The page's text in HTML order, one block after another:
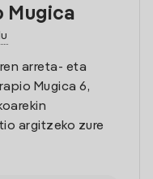
Mugica
arreta- eta
Mugica 6,
argitzeko zure